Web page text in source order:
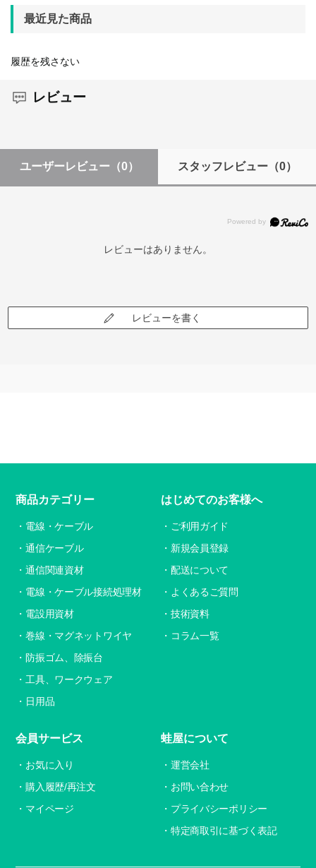
最近見た商品
履歴を残さない
レビュー
ユーザーレビュー （0） スタッフレビュー（0）
レビューはありません。
レビューを書く
商品カテゴリー
電線・ケーブル
通信ケーブル
通信関連資材
電線・ケーブル接続処理材
電設用資材
巻線・マグネットワイヤ
防振ゴム、除振台
工具、ワークウェア
日用品
はじめてのお客様へ
ご利用ガイド
新規会員登録
配送について
よくあるご質問
技術資料
コラム一覧
会員サービス
お気に入り
購入履歴/再注文
マイページ
蛙屋について
運営会社
お問い合わせ
プライバシーポリシー
特定商取引に基づく表記